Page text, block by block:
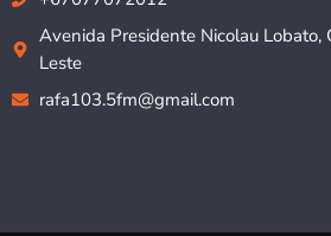
Avenida Presidente Nicolau Lobato,
Leste
rafa103.5fm@gmail.com